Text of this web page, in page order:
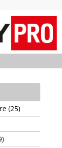
(25)